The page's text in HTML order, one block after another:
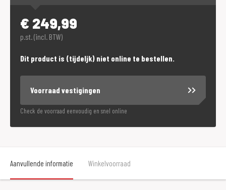
€ 249,99
p.st. (incl. BTW)
Dit product is (tijdeljk) niet online te bestellen.
Voorraad vestigingen
Check de voorraad eenvoudig en snel online
Aanvullende informatie Winkelvoorraad